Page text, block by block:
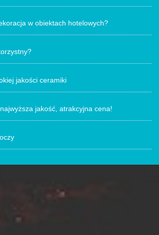
w obiektach hotelowych?
jakości ceramiki
jakość, atrakcyjna cena!